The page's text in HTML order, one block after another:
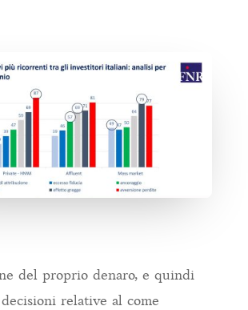
del proprio denaro, e quindi
relative al come